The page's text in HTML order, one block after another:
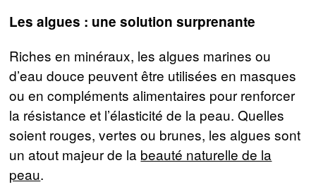
Les algues : une solution surprenante
Riches en minéraux, les algues marines ou
d’eau douce peuvent être utilisées en masques
ou en compléments alimentaires pour renforcer
la résistance et l’élasticité de la peau. Quelles
soient rouges, vertes ou brunes, les algues sont
un atout majeur de la beauté naturelle de la
peau.